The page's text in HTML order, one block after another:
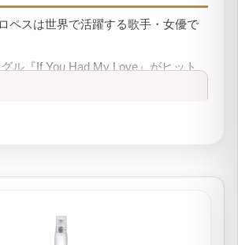
ペスは世界で活躍する歌手・女優で
ル『If You Had My Love』がヒット
バム『J. Lo』で確固たる世界的歌
について」